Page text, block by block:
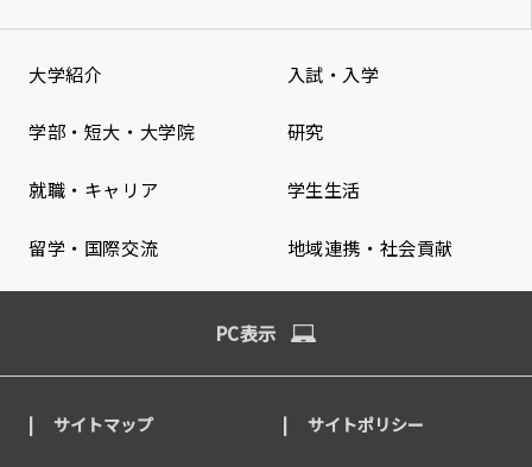
大学紹介 入試・入学
学部・短大・大学院 研究
就職・キャリア 学生生活
留学・国際交流 地域連携・社会貢献
PC表示
サイトマップ サイトポリシー